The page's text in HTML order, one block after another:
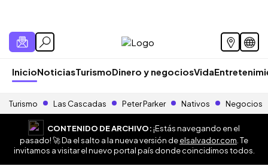
InicioNoticiasTurismoDinero y negociosVida
Turismo Las Cascadas Peter Parker Nativos Negocios
CONTENIDO DE ARCHIVO:¡Estás navegando en el
pasado! 🚀 Da el salto a la nueva versión deelsalvador.com . Te
invitamos a visitar el nuevo portal país donde coincidimos todos.